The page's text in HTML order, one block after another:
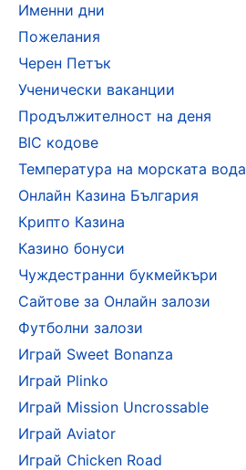
Именни дни
Пожелания
Черен Петък
Ученически ваканции
Продължителност на деня
BIC кодове
Температура на морската вода
Онлайн Казина България
Крипто Казина
Казино бонуси
Чуждестранни букмейкъри
Сайтове за Онлайн залози
Футболни залози
Играй Sweet Bonanza
Играй Plinko
Играй Mission Uncrossable
Играй Aviator
Играй Chicken Road